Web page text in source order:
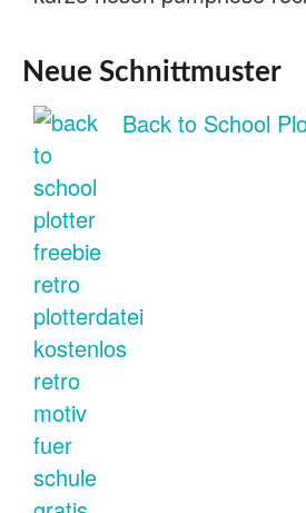
Neue Schnittmuster
Back to School